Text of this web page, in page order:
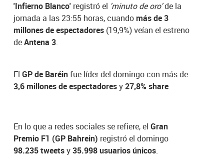
'Infierno Blanco' registró el 'minuto de oro'de la
jornada a las 23:55 horas, cuandomás de 3
millones de espectadores (19,9%) veían el estreno
deAntena 3.
ElGP de Baréinfue líder del domingo con más de
3,6 millones de espectadoresy27,8% share.
En lo que a redes sociales se refiere, el Gran
Premio F1 (GP Bahrein) registró el domingo
98.235 tweetsy35.998 usuarios únicos.